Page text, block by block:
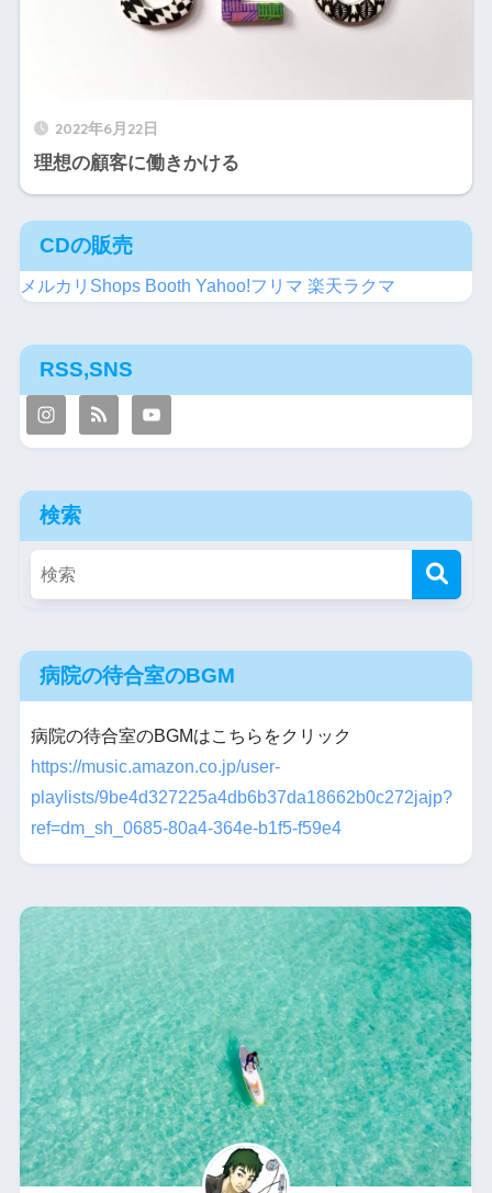
2022年6月22日
理想の顧客に働きかける
CDの販売
メルカリShops Booth Yahoo!フリマ 楽天ラクマ
RSS,SNS
検索
病院の待合室のBGM
病院の待合室のBGMはこちらをクリック
https://music.amazon.co.jp/user-
playlists/9be4d327225a4db6b37da18662b0c272jajp?
ref=dm_sh_0685-80a4-364e-b1f5-f59e4